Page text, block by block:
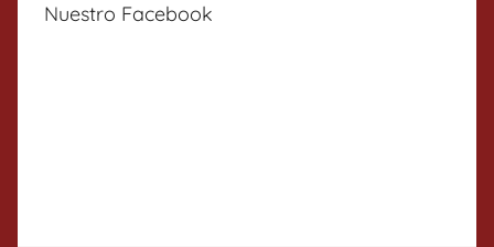
Nuestro Facebook